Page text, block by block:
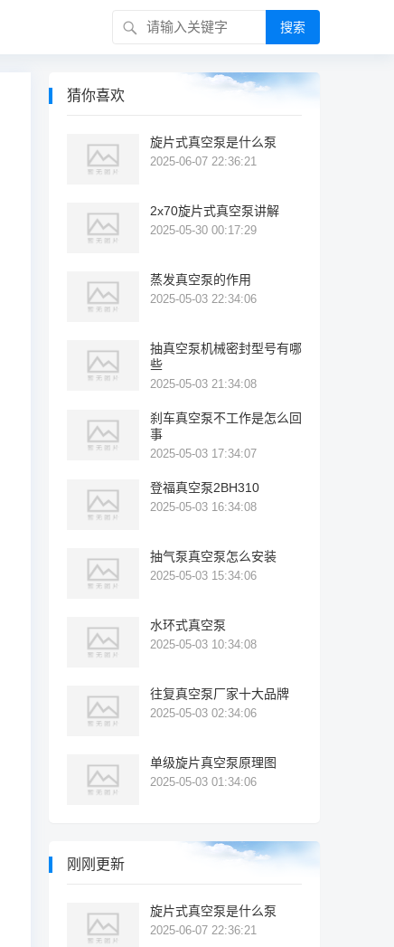
搜索
猜你喜欢
旋片式真空泵是什么泵
2025-06-07 22:36:21
2x70旋片式真空泵讲解
2025-05-30 00:17:29
蒸发真空泵的作用
2025-05-03 22:34:06
抽真空泵机械密封型号有哪
些
2025-05-03 21:34:08
刹车真空泵不工作是怎么回
事
2025-05-03 17:34:07
登福真空泵2BH310
2025-05-03 16:34:08
抽气泵真空泵怎么安装
2025-05-03 15:34:06
水环式真空泵
2025-05-03 10:34:08
往复真空泵厂家十大品牌
2025-05-03 02:34:06
单级旋片真空泵原理图
2025-05-03 01:34:06
刚刚更新
旋片式真空泵是什么泵
2025-06-07 22:36:21